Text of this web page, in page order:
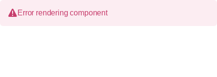
Error rendering component